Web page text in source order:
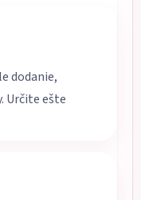
dodanie,
Určite ešte